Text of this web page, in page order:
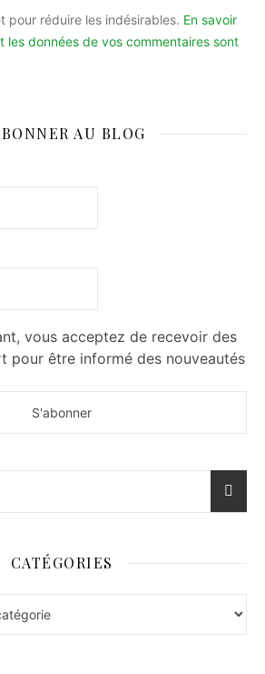
pour réduire les indésirables. En savoir
les données de vos commentaires sont
AU BLOG
vous acceptez de recevoir des
pour être informé des nouveautés
CATÉGORIES